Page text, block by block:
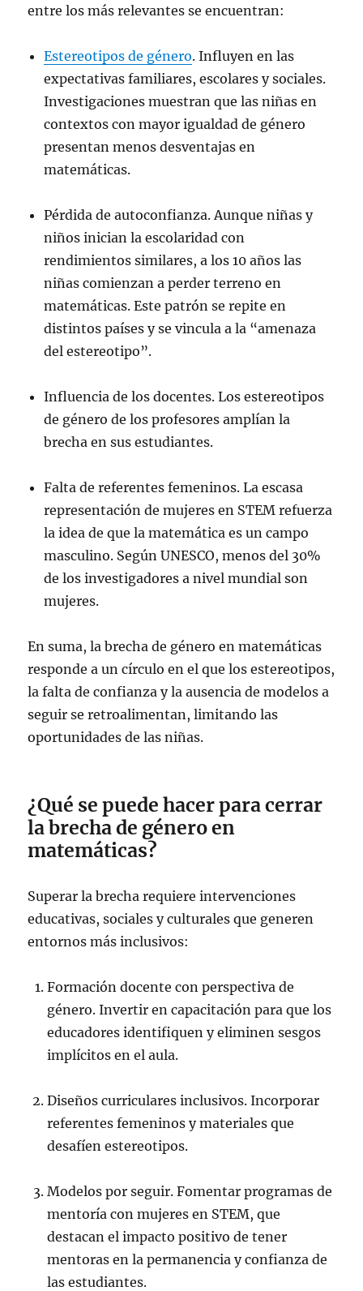
entre los más relevantes se encuentran:
Estereotipos de género. Influyen en las
expectativas familiares, escolares y sociales.
Investigaciones muestran que las niñas en
contextos con mayor igualdad de género
presentan menos desventajas en
matemáticas.
Pérdida de autoconfianza. Aunque niñas y
niños inician la escolaridad con
rendimientos similares, a los 10 años las
niñas comienzan a perder terreno en
matemáticas. Este patrón se repite en
distintos países y se vincula a la “amenaza
del estereotipo”.
Influencia de los docentes. Los estereotipos
de género de los profesores amplían la
brecha en sus estudiantes.
Falta de referentes femeninos. La escasa
representación de mujeres en STEM refuerza
la idea de que la matemática es un campo
masculino. Según UNESCO, menos del 30%
de los investigadores a nivel mundial son
mujeres.
En suma, la brecha de género en matemáticas
responde a un círculo en el que los estereotipos,
la falta de confianza y la ausencia de modelos a
seguir se retroalimentan, limitando las
oportunidades de las niñas.
¿Qué se puede hacer para cerrar
la brecha de género en
matemáticas?
Superar la brecha requiere intervenciones
educativas, sociales y culturales que generen
entornos más inclusivos:
Formación docente con perspectiva de
género. Invertir en capacitación para que los
educadores identifiquen y eliminen sesgos
implícitos en el aula.
Diseños curriculares inclusivos. Incorporar
referentes femeninos y materiales que
desafíen estereotipos.
Modelos por seguir. Fomentar programas de
mentoría con mujeres en STEM, que
destacan el impacto positivo de tener
mentoras en la permanencia y confianza de
las estudiantes.